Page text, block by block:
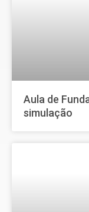
Aula de
simulação